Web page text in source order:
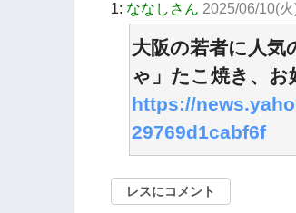
1: ななしさん 2025/06/10(
大阪の若者に人気
ゃ」たこ焼き、
https://
29769d1cabf6f
レスにコメント